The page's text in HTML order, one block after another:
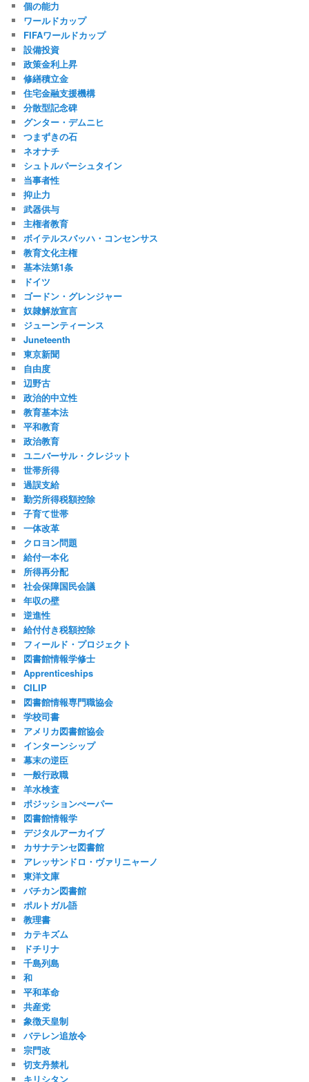
個の能力
ワールドカップ
FIFAワールドカップ
設備投資
政策金利上昇
修繕積立金
住宅金融支援機構
分散型記念碑
グンター・デムニヒ
つまずきの石
ネオナチ
シュトルパーシュタイン
当事者性
抑止力
武器供与
主権者教育
ボイテルスバッハ・コンセンサス
教育文化主権
基本法第1条
ドイツ
ゴードン・グレンジャー
奴隷解放宣言
ジューンティーンス
Juneteenth
東京新聞
自由度
辺野古
政治的中立性
教育基本法
平和教育
政治教育
ユニバーサル・クレジット
世帯所得
過誤支給
勤労所得税額控除
子育て世帯
一体改革
クロヨン問題
給付一本化
所得再分配
社会保障国民会議
年収の壁
逆進性
給付付き税額控除
フィールド・プロジェクト
図書館情報学修士
Apprenticeships
CILIP
図書館情報専門職協会
学校司書
アメリカ図書館協会
インターンシップ
幕末の逆臣
一般行政職
羊水検査
ポジッションぺーパー
図書館情報学
デジタルアーカイブ
カサナテンセ図書館
アレッサンドロ・ヴァリニャーノ
東洋文庫
バチカン図書館
ポルトガル語
教理書
カテキズム
ドチリナ
千島列島
和
平和革命
共産党
象徴天皇制
バテレン追放令
宗門改
切支丹禁札
キリシタン